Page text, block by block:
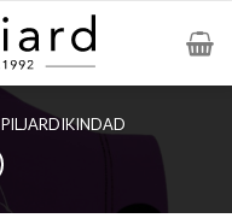
PILJARDIKINDAD